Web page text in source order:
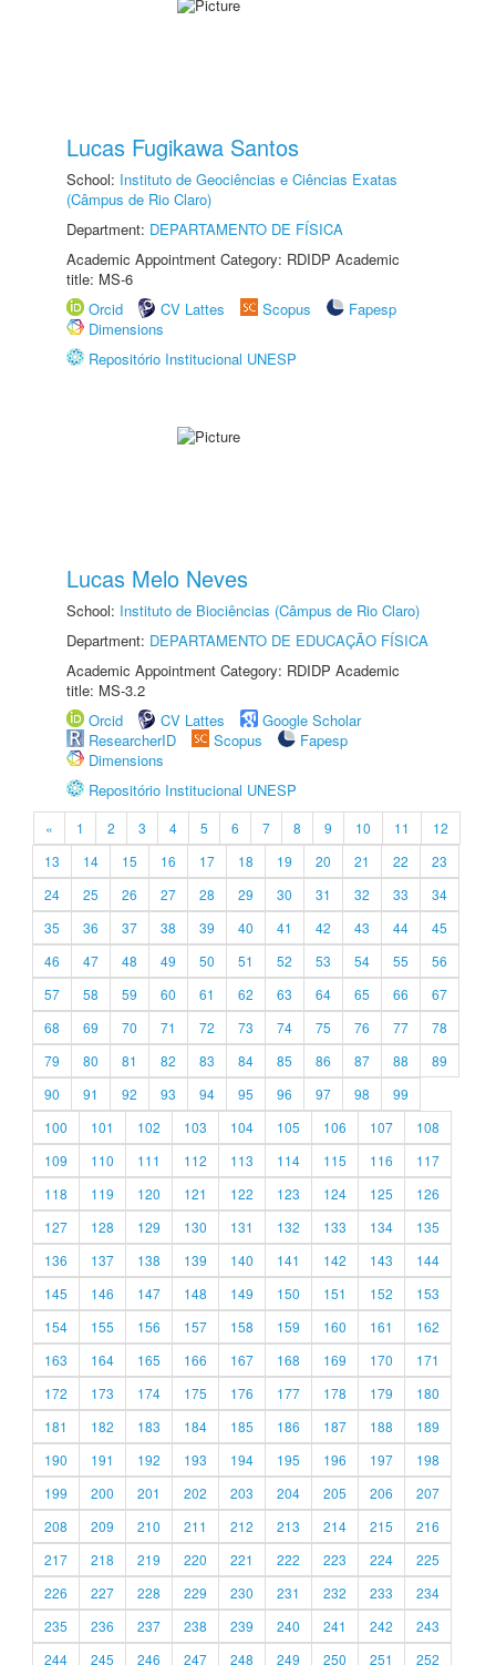
Lucas Fugikawa Santos
School: Instituto de Geociências e Ciências Exatas
(Câmpus de Rio Claro)
Department: DEPARTAMENTO DE FÍSICA
Academic Appointment Category: RDIDP Academic
title: MS-6
Orcid
CV Lattes Scopus
Fapesp
Dimensions
Repositório Institucional UNESP
Lucas Melo Neves
School: Instituto de Biociências (Câmpus de Rio Claro)
Department: DEPARTAMENTO DE EDUCAÇÃO FÍSICA
Academic Appointment Category: RDIDP Academic
title: MS-3.2
Orcid
CV Lattes
Google Scholar
ResearcherID
Scopus
Fapesp
Dimensions
Repositório Institucional UNESP
« 1 2 3 4 5 6 7 8 9 10 11
12
13
14 15 16 17 18 19 20 21 22
23
24
25 26 27 28 29 30 31 32 33
34
35
36 37 38 39 40 41 42 43 44
45
46
47 48 49 50 51 52 53 54 55
56
57
58 59 60 61 62 63 64 65 66
67
68
69 70 71 72 73 74 75 76 77
78
79
80 81 82 83 84 85 86 87 88
89
90
91 92 93 94 95 96 97 98
99
100
101 102 103 104 105 106 107
108
109
110 111 112 113 114 115 116
117
118
119 120 121 122 123 124 125
126
127
128 129 130 131 132 133 134
135
136
137 138 139 140 141 142 143
144
145
146 147 148 149 150 151 152
153
154
155 156 157 158 159 160 161
162
163
164 165 166 167 168 169 170
171
172
173 174 175 176 177 178 179
180
181
182 183 184 185 186 187 188
189
190
191 192 193 194 195 196 197
198
199
200 201 202 203 204 205 206
207
208
209 210 211 212 213 214 215
216
217
218 219 220 221 222 223 224
225
226
227 228 229 230 231 232 233
234
235
236 237 238 239 240 241 242
243
244
245 246 247 248 249 250 251 252